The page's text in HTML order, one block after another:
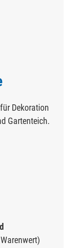
Dekoration
Gartenteich.